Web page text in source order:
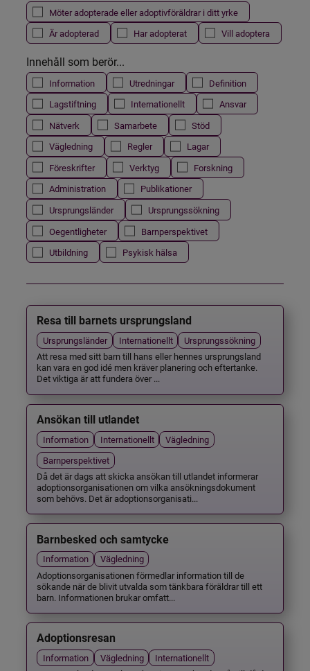
Möter adopterade eller adoptivföräldrar i ditt yrke
Är adopterad
Har adopterat Vill adoptera
Innehåll som berör...
Information Utredningar
Definition
Lagstiftning
Internationellt
Ansvar
Nätverk
Samarbete
Stöd
Vägledning
Regler
Lagar
Föreskrifter
Verktyg
Forskning
Administration
Publikationer
Ursprungsländer
Ursprungssökning
Oegentligheter
Barnperspektivet
Utbildning
Psykisk hälsa
Resa till barnets ursprungsland
Ursprungsländer Internationellt
Ursprungssökning
Att resa med sitt barn till hans eller hennes ursprungsland
kan vara en god idé men kräver planering och eftertanke.
Det viktiga är att fundera över ...
Ansökan till utlandet
Information Internationellt
Vägledning
Barnperspektivet
Då det är dags att skicka ansökan till utlandet informerar
adoptionsorganisationen om vilka ansökningsdokument
som behövs. Det är adoptionsorganisati...
Barnbesked och samtycke
Information
Vägledning
Adoptionsorganisationen förmedlar information till de
sökande när de blivit utvalda som tänkbara föräldrar till ett
barn. Informationen brukar omfatt...
Adoptionsresan
Information Vägledning
Internationellt